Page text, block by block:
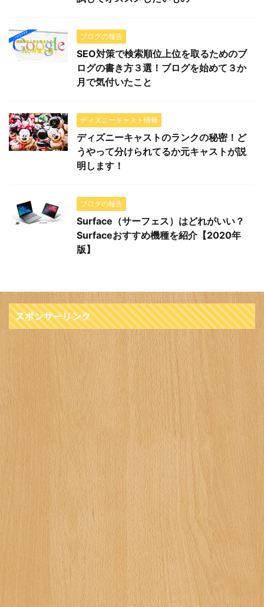
ブログの報告
SEO対策で検索順位上位を取るためのブ
ログの書き方３選！ブログを始めて３か
月で気付いたこと
ディズニーキャスト情報
ディズニーキャストのランクの秘密！ど
うやって分けられてるか元キャストが説
明します！
ブログの報告
Surface（サーフェス）はどれがいい？
Surfaceおすすめ機種を紹介【2020年
版】
スポンサーリンク